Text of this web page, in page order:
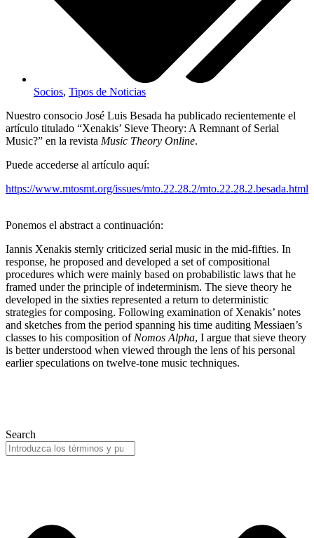
Socios, Tipos de Noticias
Nuestro consocio José Luis Besada ha publicado recientemente el
artículo titulado “Xenakis’ Sieve Theory: A Remnant of Serial
Music?” en la revista Music Theory Online.
Puede accederse al artículo aquí:
https://www.mtosmt.org/issues/mto.22.28.2/mto.22.28.2.besada.html
Ponemos el abstract a continuación:
Iannis Xenakis sternly criticized serial music in the mid-fifties. In
response, he proposed and developed a set of compositional
procedures which were mainly based on probabilistic laws that he
framed under the principle of indeterminism. The sieve theory he
developed in the sixties represented a return to deterministic
strategies for composing. Following examination of Xenakis’ notes
and sketches from the period spanning his time auditing Messiaen’s
classes to his composition of Nomos Alpha, I argue that sieve theory
is better understood when viewed through the lens of his personal
earlier speculations on twelve-tone music techniques.
Search